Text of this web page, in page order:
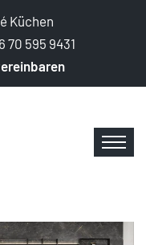
Küchen
70 595 9431